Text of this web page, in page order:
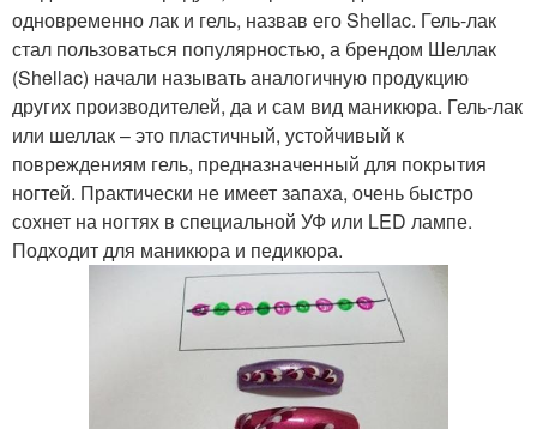
одновременно лак и гель, назвав его Shellac. Гель-лак
стал пользоваться популярностью, а брендом Шеллак
(Shellac) начали называть аналогичную продукцию
других производителей, да и сам вид маникюра. Гель-лак
или шеллак – это пластичный, устойчивый к
повреждениям гель, предназначенный для покрытия
ногтей. Практически не имеет запаха, очень быстро
сохнет на ногтях в специальной УФ или LED лампе.
Подходит для маникюра и педикюра.